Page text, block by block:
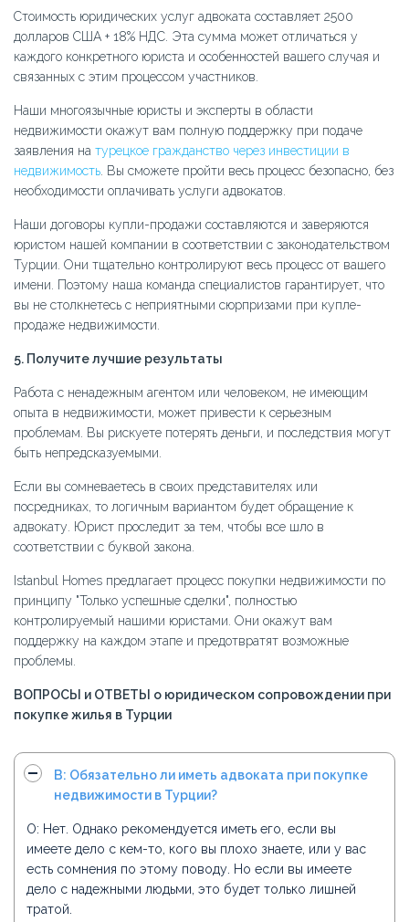
Стоимость юридических услуг адвоката составляет 2500
долларов США + 18% НДС. Эта сумма может отличаться у
каждого конкретного юриста и особенностей вашего случая и
связанных с этим процессом участников.
Наши многоязычные юристы и эксперты в области
недвижимости окажут вам полную поддержку при подаче
заявления на турецкое гражданство через инвестиции в
недвижимость . Вы сможете пройти весь процесс безопасно, без
необходимости оплачивать услуги адвокатов.
Наши договоры купли-продажи составляются и заверяются
юристом нашей компании в соответствии с законодательством
Турции. Они тщательно контролируют весь процесс от вашего
имени. Поэтому наша команда специалистов гарантирует, что
вы не столкнетесь с неприятными сюрпризами при купле-
продаже недвижимости.
5. Получите лучшие результаты
Работа с ненадежным агентом или человеком, не имеющим
опыта в недвижимости, может привести к серьезным
проблемам. Вы рискуете потерять деньги, и последствия могут
быть непредсказуемыми.
Если вы сомневаетесь в своих представителях или
посредниках, то логичным вариантом будет обращение к
адвокату. Юрист проследит за тем, чтобы все шло в
соответствии с буквой закона.
Istanbul Homes предлагает процесс покупки недвижимости по
принципу "Только успешные сделки", полностью
контролируемый нашими юристами. Они окажут вам
поддержку на каждом этапе и предотвратят возможные
проблемы.
ВОПРОСЫ и ОТВЕТЫ о юридическом сопровождении при
покупке жилья в Турции
В: Обязательно ли иметь адвоката при покупке
недвижимости в Турции?
О: Нет. Однако рекомендуется иметь его, если вы
имеете дело с кем-то, кого вы плохо знаете, или у вас
есть сомнения по этому поводу. Но если вы имеете
дело с надежными людьми, это будет только лишней
тратой.